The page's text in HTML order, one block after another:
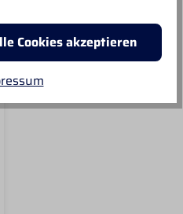
Cookies akzeptieren